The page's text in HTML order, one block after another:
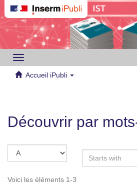
Toggle
navigation
Accueil iPubli
Découvrir par
Voici les éléments 1-3